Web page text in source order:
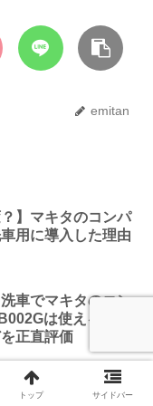
emitan
】マキタのコンパ
用に導入した理由
車でマキタのコン
は使える？拭
正直評価
たんです】美容・
トップ サイドバー